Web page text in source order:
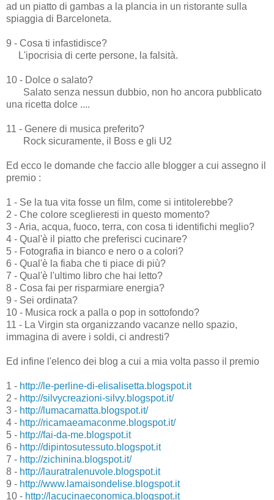
ad un piatto di gambas a la plancia in un ristorante sulla
spiaggia di Barceloneta.
9 - Cosa ti infastidisce?
L'ipocrisia di certe persone, la falsità.
10 - Dolce o salato?
Salato senza nessun dubbio, non ho ancora pubblicato
una ricetta dolce ....
11 - Genere di musica preferito?
Rock sicuramente, il Boss e gli U2
Ed ecco le domande che faccio alle blogger a cui assegno il
premio :
1 - Se la tua vita fosse un film, come si intitolerebbe?
2 - Che colore sceglieresti in questo momento?
3 - Aria, acqua, fuoco, terra, con cosa ti identifichi meglio?
4 - Qual'è il piatto che preferisci cucinare?
5 - Fotografia in bianco e nero o a colori?
6 - Qual'è la fiaba che ti piace di più?
7 - Qual'è l'ultimo libro che hai letto?
8 - Cosa fai per risparmiare energia?
9 - Sei ordinata?
10 - Musica rock a palla o pop in sottofondo?
11 - La Virgin sta organizzando vacanze nello spazio,
immagina di avere i soldi, ci andresti?
Ed infine l'elenco dei blog a cui a mia volta passo il premio
1 - http://le-perline-di-elisalisetta.blogspot.it
2 - http://silvycreazioni-silvy.blogspot.it/
3 - http://lumacamatta.blogspot.it/
4 - http://ricamaeamaconme.blogspot.it/
5 - http://fai-da-me.blogspot.it
6 - http://dipintosutessuto.blogspot.it
7 - http://zichinina.blogspot.it/
8 - http://lauratralenuvole.blogspot.it
9 - http://www.lamaisondelise.blogspot.it
10 - http://lacucinaeconomica.blogspot.it